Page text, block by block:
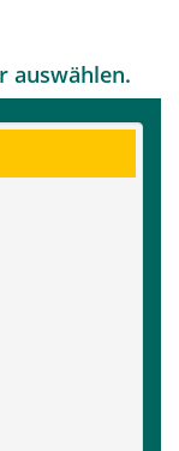
auswählen.